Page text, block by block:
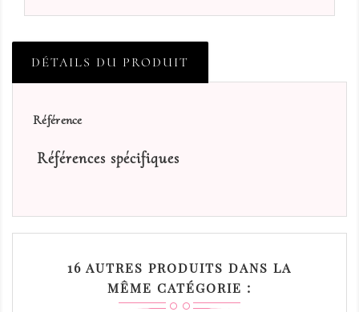
DÉTAILS DU PRODUIT
Référence
Références spécifiques
16 AUTRES PRODUITS DANS LA
MÊME CATÉGORIE :